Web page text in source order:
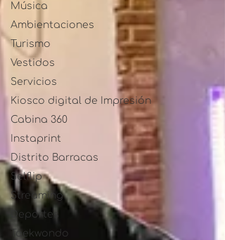
Música
Ambientaciones
Turismo
Vestidos
Servicios
Kiosco digital de Impresión
Cabina 360
Instaprint
Distrito Barracas
Selflip
Streaming
Deportes
Taekwondo